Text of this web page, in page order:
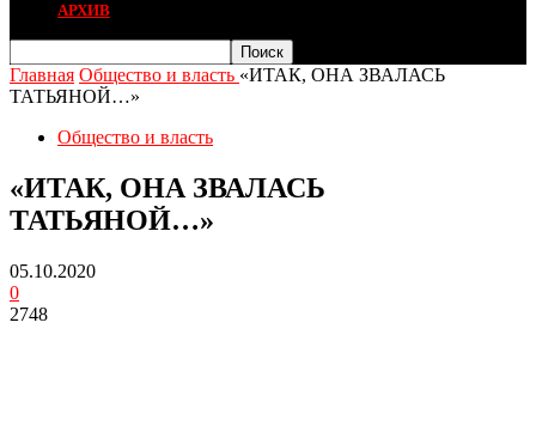
АРХИВ
Главная Общество и власть «ИТАК, ОНА ЗВАЛАСЬ
ТАТЬЯНОЙ…»
Общество и власть
«ИТАК, ОНА ЗВАЛАСЬ
ТАТЬЯНОЙ…»
05.10.2020
0
2748